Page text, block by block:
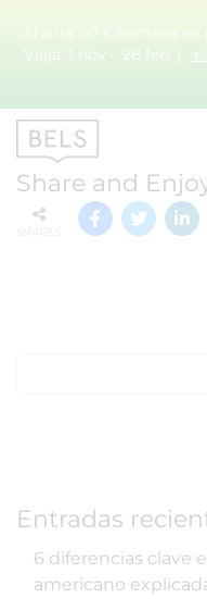
Ahorra 60 €/semana en
Viaja: 1 nov – 28 feb. |
NCFHE
Share and
Entradas
6 diferencias clave
americano